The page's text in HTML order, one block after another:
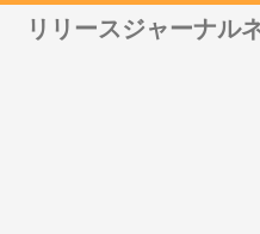
リリースジャーナル